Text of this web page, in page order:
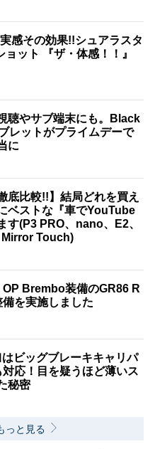
感その効果!!シュアラスタ
ット 『ザ・体感！！』
聴やサブ端末にも。Black
レットがプライムデーで
に
底比較!!】結局どれを買え
ベストな『車でYouTube
す(P3 PRO、nano、E2、
Touch)
OP Brembo装備のGR86 R
を実施しました
ビッグブレーキキャリパ
応！目を疑うほど薄いス
秘密
っと見る